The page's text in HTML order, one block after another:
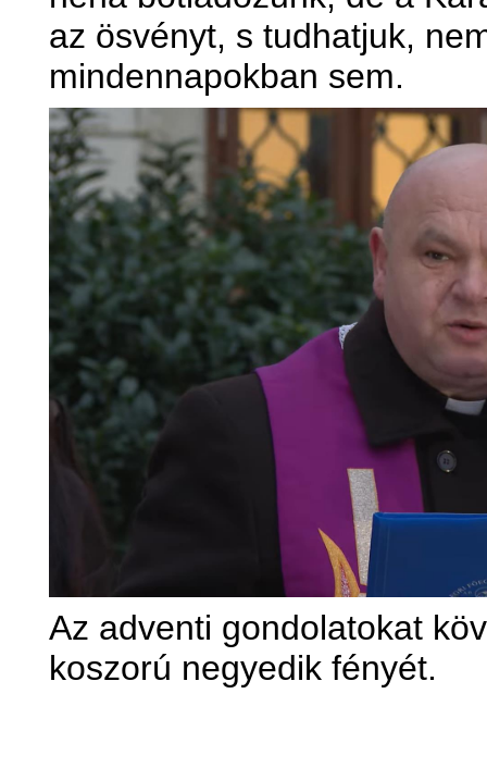
az ösvényt, s tudhatjuk,
mindennapokban sem.
Az adventi gondolatokat
koszorú negyedik fényét.